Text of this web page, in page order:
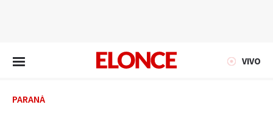
VIVO
PARANÁ